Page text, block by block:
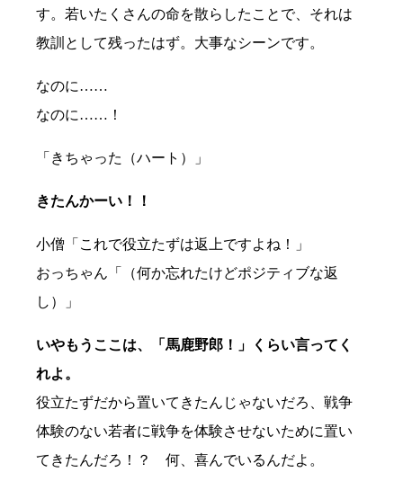
す。若いたくさんの命を散らしたことで、それは
教訓として残ったはず。大事なシーンです。
なのに……
なのに……！
「きちゃった（ハート）」
きたんかーい！！
小僧「これで役立たずは返上ですよね！」
おっちゃん「（何か忘れたけどポジティブな返
し）」
いやもうここは、「馬鹿野郎！」くらい言ってく
れよ。
役立たずだから置いてきたんじゃないだろ、戦争
体験のない若者に戦争を体験させないために置い
てきたんだろ！？ 何、喜んでいるんだよ。